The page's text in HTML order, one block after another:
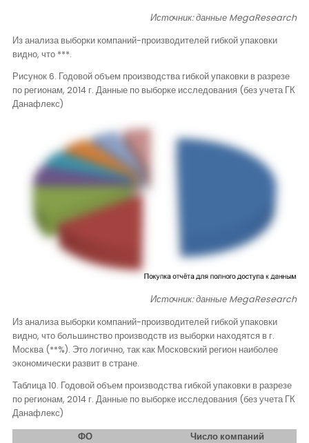
Источник: данные MegaResearch
Из анализа выборки компаний-производителей гибкой упаковки
видно, что ***.
Рисунок 6. Годовой объем производства гибкой упаковки в разрезе
по регионам, 2014 г. Данные по выборке исследования (без учета ГК
Данафлекс)
Источник: данные MegaResearch
Из анализа выборки компаний-производителей гибкой упаковки
видно, что большинство производств из выборки находятся в г.
Москва (**%). Это логично, так как Московский регион наиболее
экономически развит в стране.
Таблица 10. Годовой объем производства гибкой упаковки в разрезе
по регионам, 2014 г. Данные по выборке исследования (без учета ГК
Данафлекс)
ФО
Число компаний